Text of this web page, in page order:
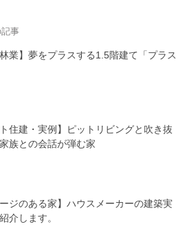
林業】夢をプラスする1.5階建て「プラス
ト住建・実例】ピットリビングと吹き抜
族との会話が弾む家
ージのある家】ハウスメーカーの建築実
介します。